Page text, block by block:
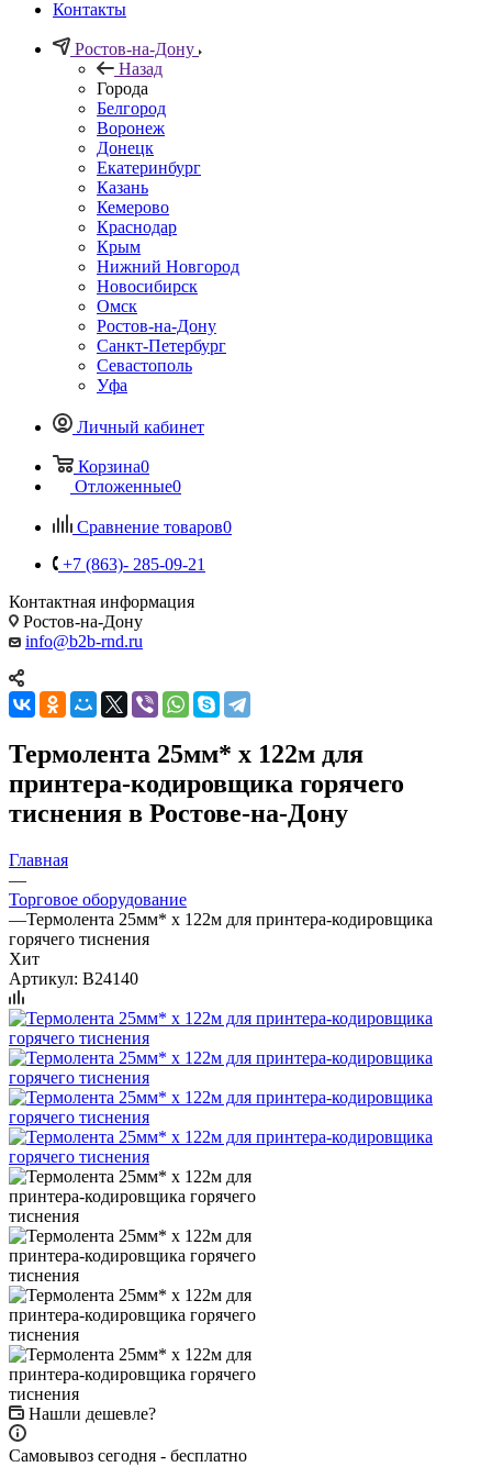
Контакты
Ростов-на-Дону
Назад
Города
Белгород
Воронеж
Донецк
Екатеринбург
Казань
Кемерово
Краснодар
Крым
Нижний Новгород
Новосибирск
Омск
Ростов-на-Дону
Санкт-Петербург
Севастополь
Уфа
Личный кабинет
Корзина0
Отложенные0
Сравнение товаров0
+7 (863)- 285-09-21
Контактная информация
Ростов-на-Дону
info@b2b-rnd.ru
Термолента 25мм* х 122м для
принтера-кодировщика горячего
тиснения в Ростове-на-Дону
Главная
—
Торговое оборудование
—Термолента 25мм* х 122м для принтера-кодировщика
горячего тиснения
Хит
Артикул: B24140
Нашли дешевле?
Самовывоз сегодня - бесплатно